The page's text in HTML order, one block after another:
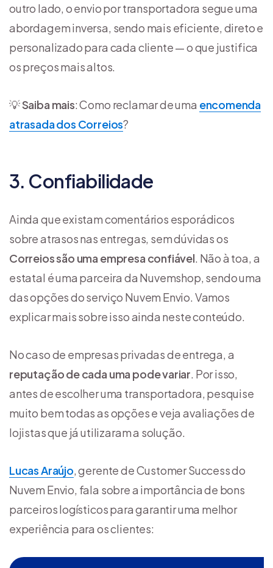
outro lado, o envio por transportadora segue uma
abordagem inversa, sendo mais eficiente, direto e
personalizado para cada cliente — o que justifica
os preços mais altos.
💡Saiba mais: Como reclamar de uma encomenda
atrasada dos Correios?
3. Confiabilidade
Ainda que existam comentários esporádicos
sobre atrasos nas entregas, sem dúvidas os
Correios são uma empresa confiável. Não à toa, a
estatal é uma parceira da Nuvemshop, sendo uma
das opções do serviço Nuvem Envio. Vamos
explicar mais sobre isso ainda neste conteúdo.
No caso de empresas privadas de entrega, a
reputação de cada uma pode variar. Por isso,
antes de escolher uma transportadora, pesquise
muito bem todas as opções e veja avaliações de
lojistas que já utilizaram a solução.
Lucas Araújo, gerente de Customer Success do
Nuvem Envio, fala sobre a importância de bons
parceiros logísticos para garantir uma melhor
experiência para os clientes: